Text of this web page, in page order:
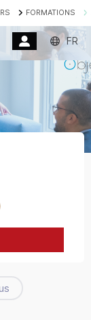
FORMATIONS
FR